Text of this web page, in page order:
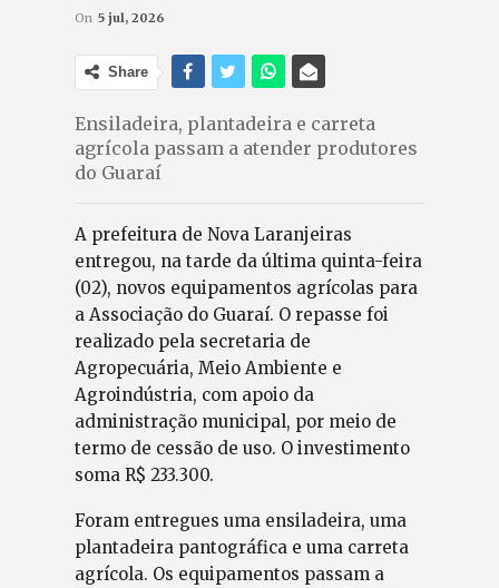
On 5 jul, 2026
Share
Ensiladeira, plantadeira e carreta
agrícola passam a atender produtores
do Guaraí
A prefeitura de Nova Laranjeiras
entregou, na tarde da última quinta-feira
(02), novos equipamentos agrícolas para
a Associação do Guaraí. O repasse foi
realizado pela secretaria de
Agropecuária, Meio Ambiente e
Agroindústria, com apoio da
administração municipal, por meio de
termo de cessão de uso. O investimento
soma R$ 233.300.
Foram entregues uma ensiladeira, uma
plantadeira pantográfica e uma carreta
agrícola. Os equipamentos passam a